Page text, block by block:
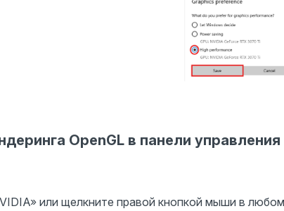
OpenGL в панели управления
или щелкните правой кнопкой мыши в любом